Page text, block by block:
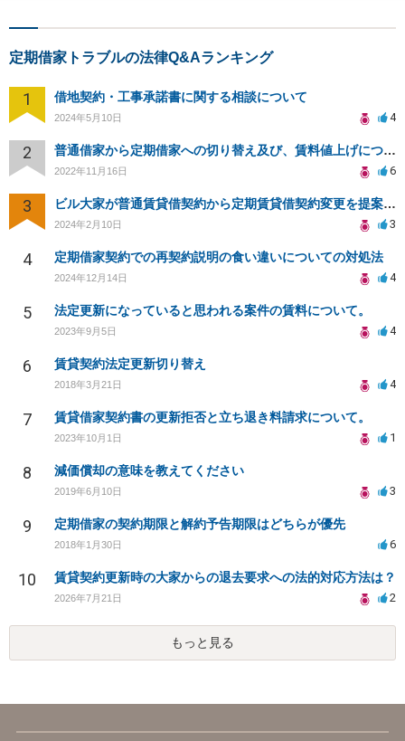
定期借家トラブルの法律Q&Aランキング
1 借地契約・工事承諾書に関する相談について
2024年5月10日 4
2 普通借家から定期借家への切り替え及び、賃料値上げについて
2022年11月16日 6
3 ビル大家が普通賃貸借契約から定期賃貸借契約変更を提案してきたが拒否して契約更新を続けることは可能か？
2024年2月10日 3
4 定期借家契約での再契約説明の食い違いについての対処法
2024年12月14日 4
5 法定更新になっていると思われる案件の賃料について。
2023年9月5日 4
6 賃貸契約法定更新切り替え
2018年3月21日 4
7 賃貸借家契約書の更新拒否と立ち退き料請求について。
2023年10月1日 1
8 減価償却の意味を教えてください
2019年6月10日 3
9 定期借家の契約期限と解約予告期限はどちらが優先
2018年1月30日 6
10 賃貸契約更新時の大家からの退去要求への法的対応方法は？
2026年7月21日 2
もっと見る